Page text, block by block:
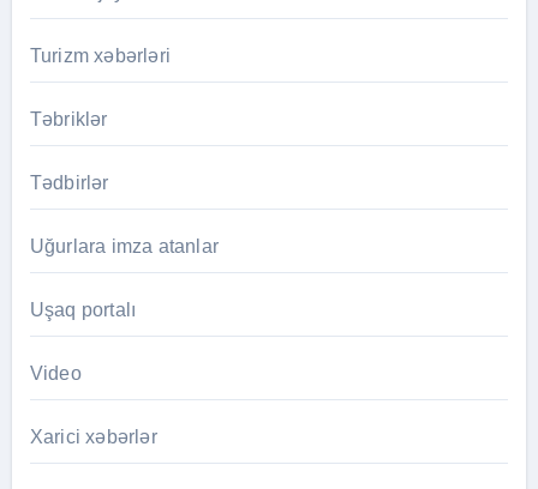
Turizm xəbərləri
Təbriklər
Tədbirlər
Uğurlara imza atanlar
Uşaq portalı
Video
Xarici xəbərlər